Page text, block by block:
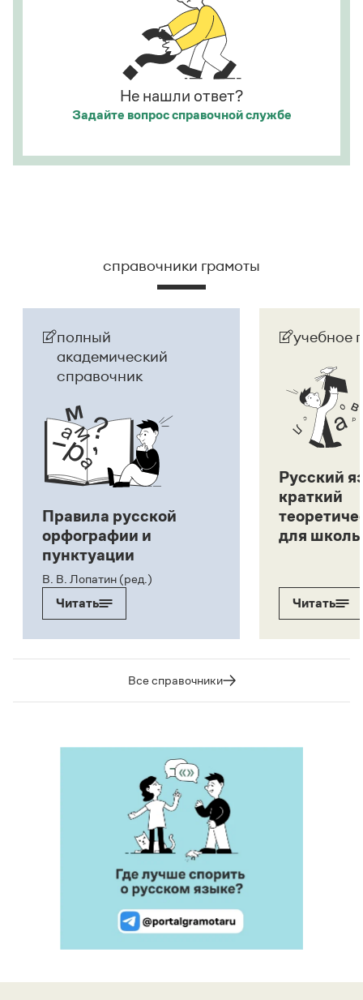
национальной ненависти или вражды,
а исполнитель — из корыстных побуждений
номинаций конкурса — «Лучший проект года»,
«Инновация сезона» и «Признание аудитории»
Не нашли ответ?
Задайте вопроссправочной службе
справочники грамоты
полный
академический
справочник
Правила русской
орфографии и
пунктуации
В. В. Лопатин (ред.)
Читать
учебное
Русский
краткий
для
Читать
Все справочники